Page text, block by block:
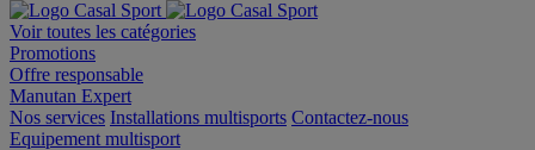
Voir toutes les catégories
Promotions
Offre responsable
Manutan Expert
Nos services Installations multisports Contactez-nous
Equipement multisport